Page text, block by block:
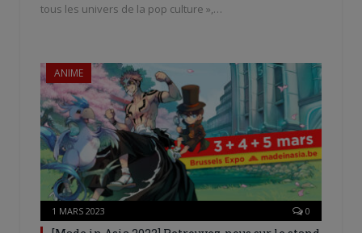
tous les univers de la pop culture »,…
ANIME
1 MARS 2023 0